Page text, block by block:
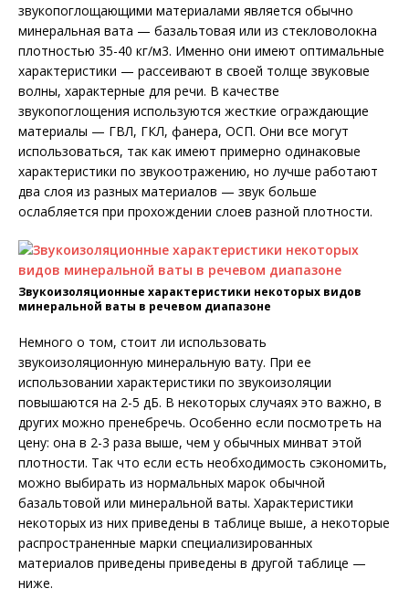
звукопоглощающими материалами является обычно
минеральная вата — базальтовая или из стекловолокна
плотностью 35-40 кг/м3. Именно они имеют оптимальные
характеристики — рассеивают в своей толще звуковые
волны, характерные для речи. В качестве
звукопоглощения используются жесткие ограждающие
материалы — ГВЛ, ГКЛ, фанера, ОСП. Они все могут
использоваться, так как имеют примерно одинаковые
характеристики по звукоотражению, но лучше работают
два слоя из разных материалов — звук больше
ослабляется при прохождении слоев разной плотности.
Звукоизоляционные характеристики некоторых видов
минеральной ваты в речевом диапазоне
Немного о том, стоит ли использовать
звукоизоляционную минеральную вату. При ее
использовании характеристики по звукоизоляции
повышаются на 2-5 дБ. В некоторых случаях это важно, в
других можно пренебречь. Особенно если посмотреть на
цену: она в 2-3 раза выше, чем у обычных минват этой
плотности. Так что если есть необходимость сэкономить,
можно выбирать из нормальных марок обычной
базальтовой или минеральной ваты. Характеристики
некоторых из них приведены в таблице выше, а некоторые
распространенные марки специализированных
материалов приведены приведены в другой таблице —
ниже.